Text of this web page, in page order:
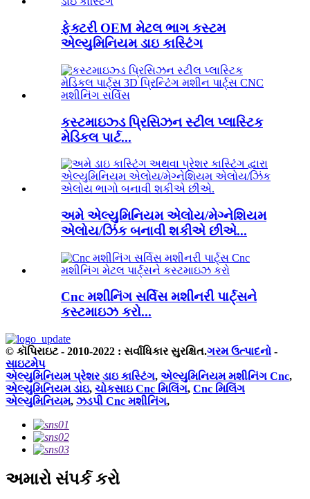
ફેક્ટરી OEM મેટલ ભાગ કસ્ટમ
એલ્યુમિનિયમ ડાઇ કાસ્ટિંગ
કસ્ટમાઇઝ્ડ પ્રિસિઝન સ્ટીલ પ્લાસ્ટિક
મેડિકલ પાર્ટ...
અમે એલ્યુમિનિયમ એલોય/મેગ્નેશિયમ
એલોય/ઝિંક બનાવી શકીએ છીએ...
Cnc મશીનિંગ સર્વિસ મશીનરી પાર્ટ્સને
કસ્ટમાઇઝ કરો...
© કૉપિરાઇટ - 2010-2022 : સર્વાધિકાર સુરક્ષિત.ગરમ ઉત્પાદનો -
સાઇટમેપ
એલ્યુમિનિયમ પ્રેશર ડાઇ કાસ્ટિંગ, એલ્યુમિનિયમ મશીનિંગ Cnc,
એલ્યુમિનિયમ ડાઇ, ચોકસાઇ Cnc મિલિંગ, Cnc મિલિંગ
એલ્યુમિનિયમ, ઝડપી Cnc મશીનિંગ,
અમારો સંપર્ક કરો